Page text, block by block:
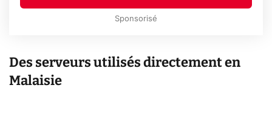
Sponsorisé
Des serveurs utilisés directement en
Malaisie